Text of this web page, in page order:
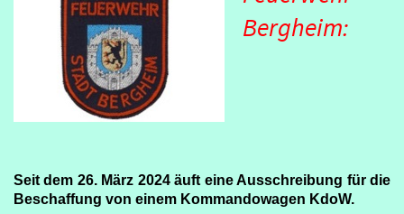
Bergheim:
Seit dem 26. März 2024 äuft eine Ausschreibung für die
Beschaffung von einem Kommandowagen KdoW.